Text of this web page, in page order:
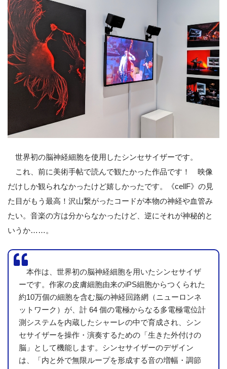
世界初の脳神経細胞を使用したシンセサイザーです。
これ、前に美術手帖で読んで観たかった作品です！ 映像
だけしか観られなかったけど嬉しかったです。《cellF》の見
た目がもう最高！沢山繋がったコードが本物の神経や血管み
たい。音楽の方は分からなかったけど、逆にそれが神秘的と
いうか……。
本作は、世界初の脳神経細胞を用いたシンセサイザ
ーです。作家の皮膚細胞由来のiPS細胞からつくられた
約10万個の細胞を含む脳の神経回路網（ニューロンネ
ットワーク）が、計 64 個の電極からなる多電極電位計
測システムを内蔵したシャーレの中で育成され、シン
セサイザーを操作・演奏するための「生きた外付けの
脳」として機能します。シンセサイザーのデザイン
は、「内と外で無限ループを形成する音の増幅・調節